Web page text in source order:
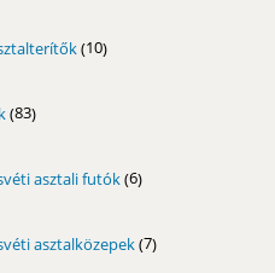
10
termék
83
termék
asztali futók 6
termék
asztalközepek 7
termék